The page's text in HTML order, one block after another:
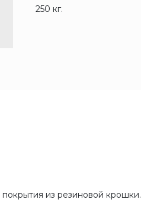
250 кг.
из резиновой крошки.